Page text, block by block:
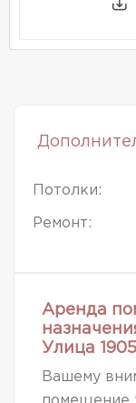
Потолки:
Ремонт:
Аренда
Улица
Вашему